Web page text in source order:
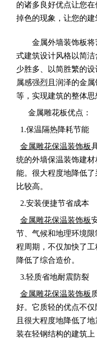
的诸多良好优点让您在
掉色的现象，让您的
金属外墙装饰板
式建筑设计风格以简
少胜多、以简胜繁的
属感强烈且润泽的金
等，实现建筑的整体思
金属雕花板优点：
1.保温隔热降耗节能
金属雕花保温装饰板
统的外墙保温装饰建
能。很大程度地降低
比较高。
2.安装便捷节省成本
金属雕花保温装饰板
节、气候和地理环境
程周期，不仅加快了工
降低了综合造价。
3.轻质省地耐震防裂
金属雕花保温装饰板
好。它质轻的优点不
且很大程度地降低了
装在轻钢结构的建筑